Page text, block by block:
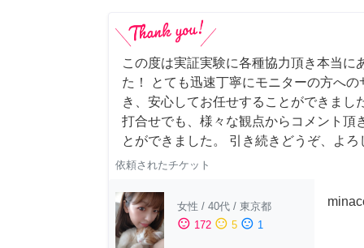
この度は実証実験に各種協力頂き本当に
た！ とても迅速丁寧にモニターの方へ
き、安心してお任せすることができまし
打合せでも、様々な観点からコメント頂
とができました。 引き続きどうぞ、よ
依頼されたチケット
女性 / 40代 / 東京都
sentiment_satisfied 172 sentiment_neutral 5 sentiment_dissatisfied 1